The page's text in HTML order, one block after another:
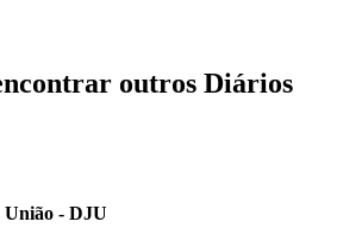
outros Diários
União - DJU